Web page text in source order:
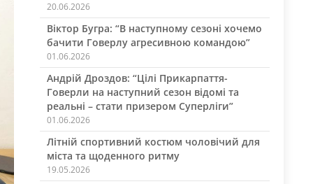
20.06.2026
Віктор Бугра: “В наступному сезоні хочемо
бачити Говерлу агресивною командою”
01.06.2026
Андрій Дроздов: “Цілі Прикарпаття-
Говерли на наступний сезон відомі та
реальні – стати призером Суперліги”
01.06.2026
Літній спортивний костюм чоловічий для
міста та щоденного ритму
19.05.2026